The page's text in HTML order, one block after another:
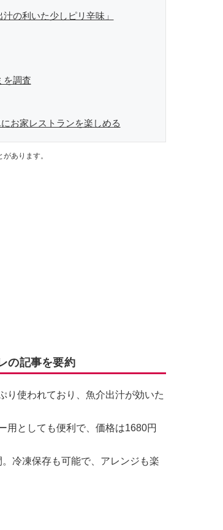
の利いた少しピリ辛味」
を調査
お家レストランを楽しめる
あります。
の記事を要約
り使われており、魚介出汁が効いた
用としても便利で、価格は1680円
冷凍保存も可能で、アレンジも楽